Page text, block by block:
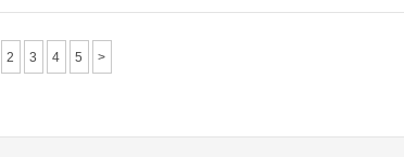
2 3 4 5 >